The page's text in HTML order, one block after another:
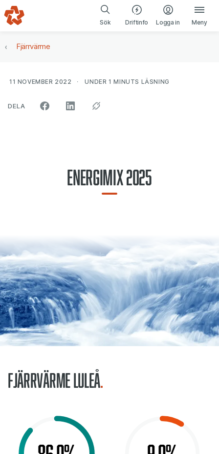
Gå till navigering
Gå till innehåll
Sök Driftinfo Logga in(öppnas i ny
Meny
Fjärrvärme
11 NOVEMBER 2022 UNDER 1 MINUTS LÄSNING
DELA ARTIKELN PÅ SOCIALA MEDIER"
Energimix 2025
Fjärrvärme Luleå